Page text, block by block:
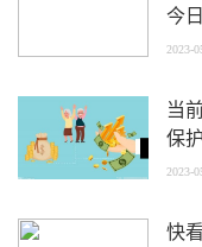
今
2023-
当
保
2023-
快